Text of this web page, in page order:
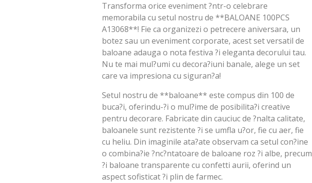
Transforma orice eveniment ?ntr-o celebrare
memorabila cu setul nostru de **BALOANE 100PCS
A13068**! Fie ca organizezi o petrecere aniversara, un
botez sau un eveniment corporate, acest set versatil de
baloane adauga o nota festiva ?i eleganta decorului tau.
Nu te mai mul?umi cu decora?iuni banale, alege un set
care va impresiona cu siguran?a!
Setul nostru de **baloane** este compus din 100 de
buca?i, oferindu-?i o mul?ime de posibilita?i creative
pentru decorare. Fabricate din cauciuc de ?nalta calitate,
baloanele sunt rezistente ?i se umfla u?or, fie cu aer, fie
cu heliu. Din imaginile ata?ate observam ca setul con?ine
o combina?ie ?nc?ntatoare de baloane roz ?i albe, precum
?i baloane transparente cu confetti aurii, oferind un
aspect sofisticat ?i plin de farmec.